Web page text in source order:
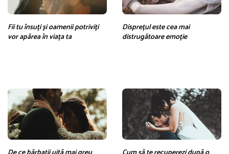
Fii tu însuți și oamenii potriviți
vor apărea în viața ta
Disprețul este cea mai
distrugătoare emoție